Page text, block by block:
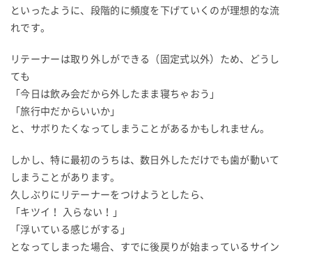
といったように、段階的に頻度を下げていくのが理想的な流
れです。
リテーナーは取り外しができる（固定式以外）ため、どうし
ても
「今日は飲み会だから外したまま寝ちゃおう」
「旅行中だからいいか」
と、サボりたくなってしまうことがあるかもしれません。
しかし、特に最初のうちは、数日外しただけでも歯が動いて
しまうことがあります。
久しぶりにリテーナーをつけようとしたら、
「キツイ！ 入らない！」
「浮いている感じがする」
となってしまった場合、すでに後戻りが始まっているサイン